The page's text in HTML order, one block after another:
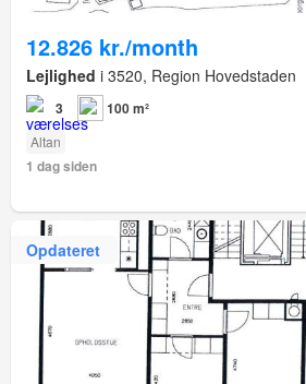
12.826 kr./month
Lejlighed i 3520, Region Hovedstaden
3 100 m²
Altan
1 dag siden
Opdateret